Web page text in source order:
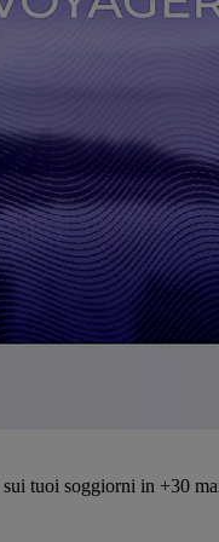
sui tuoi soggiorni in +30